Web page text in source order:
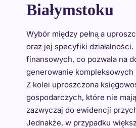
Białymstoku
Wybór między pełną a
oraz jej specyfiki
finansowych, co pozwala na
generowanie
Z kolei uproszczona
gospodarczych, które nie
zazwyczaj do ewidencji
Jednakże, w przypadku